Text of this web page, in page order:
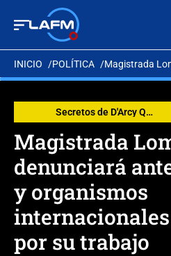
INICIO POLÍTICA Magistrada
Secretos de D'Arcy Quinn
Magistrada
denunciará
y organismos
por su trabajo